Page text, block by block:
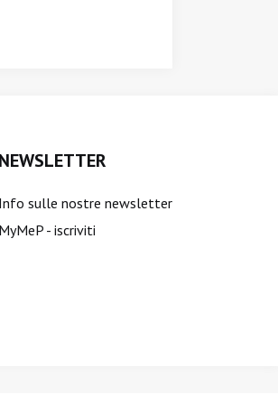
NEWSLETTER
Info sulle nostre newsletter
MyMeP - iscriviti